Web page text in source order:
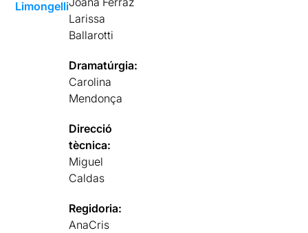
Limongelli
Larissa
Ballarotti
Dramatúrgia:
Carolina
Mendonça
Direcció
tècnica:
Miguel
Caldas
Regidoria:
AnaCris